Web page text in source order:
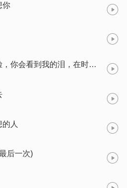
你
我不想让海水打湿我的脸，你会看到我的泪，在时间里 (ANRAN)
人
后一次)